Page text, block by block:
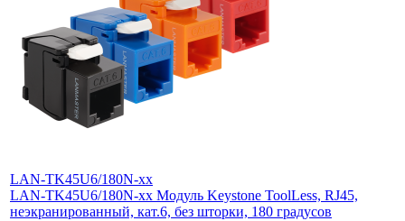
LAN-TK45U6/180N-xx
LAN-TK45U6/180N-xx Модуль Keystone ToolLess, RJ45,
неэкранированный, кат.6, без шторки, 180 градусов